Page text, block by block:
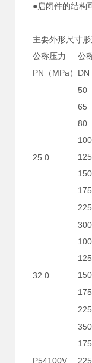
●启闭件的结构
主要外形尺寸肜
公称压力
PN （ MPa ）
公
DN
25.0
50
65
80
100
125
150
175
225
300
32.0
100
125
150
175
225
350
P54100V
175
225